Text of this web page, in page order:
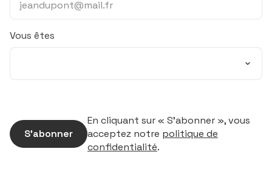
Vous êtes
S’abonner
En cliquant sur « S’abonner », vous
acceptez notre politique de
confidentialité.